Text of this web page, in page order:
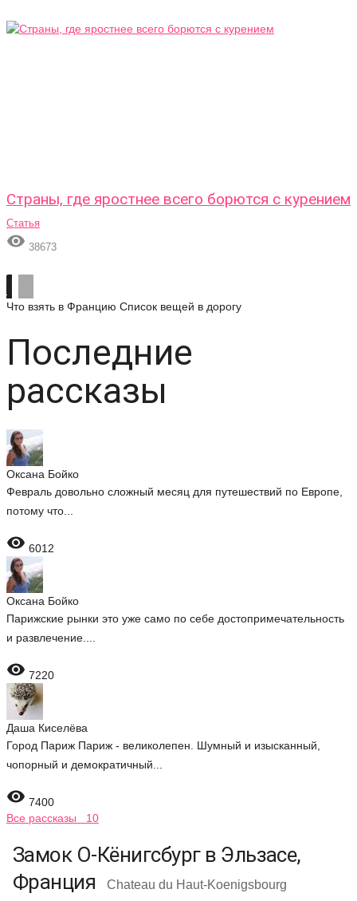
Страны, где яростнее всего борются с курением
Статья
 38673
Что взять в Францию Список вещей в дорогу
Последние
рассказы
Оксана Бойко
Февраль довольно сложный месяц для путешествий по Европе,
потому что...
 6012
Оксана Бойко
Парижские рынки это уже само по себе достопримечательность
и развлечение....
 7220
Даша Киселёва
Город Париж Париж - великолепен. Шумный и изысканный,
чопорный и демократичный...
 7400
Все рассказы 10
Замок О-Кёнигсбург в Эльзасе,
Франция
Chateau du Haut-Koenigsbourg